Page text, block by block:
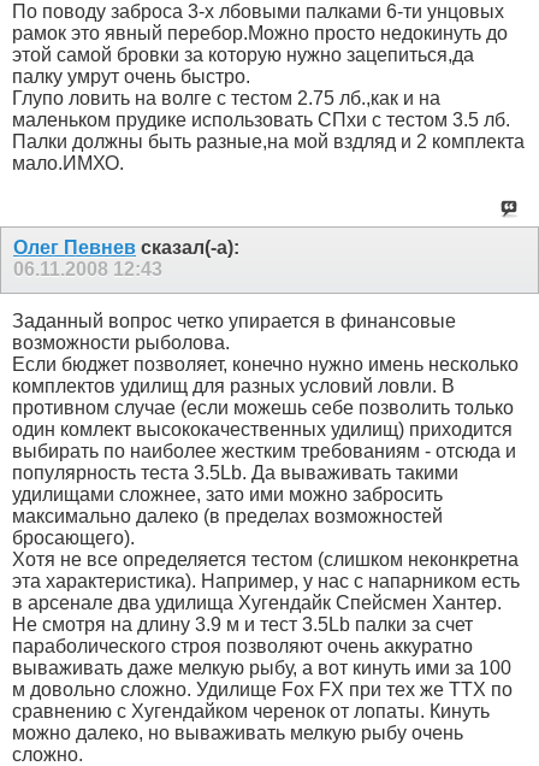
По поводу заброса 3-х лбовыми палками 6-ти унцовых
рамок это явный перебор.Можно просто недокинуть до
этой самой бровки за которую нужно зацепиться,да
палку умрут очень быстро.
Глупо ловить на волге с тестом 2.75 лб.,как и на
маленьком прудике использовать СПхи с тестом 3.5 лб.
Палки должны быть разные,на мой вздляд и 2 комплекта
мало.ИМХО.
Олег Певнев сказал(-а):
06.11.2008 12:43
Заданный вопрос четко упирается в финансовые
возможности рыболова.
Если бюджет позволяет, конечно нужно имень несколько
комплектов удилищ для разных условий ловли. В
противном случае (если можешь себе позволить только
один комлект высококачественных удилищ) приходится
выбирать по наиболее жестким требованиям - отсюда и
популярность теста 3.5Lb. Да вываживать такими
удилищами сложнее, зато ими можно забросить
максимально далеко (в пределах возможностей
бросающего).
Хотя не все определяется тестом (слишком неконкретна
эта характеристика). Например, у нас с напарником есть
в арсенале два удилища Хугендайк Спейсмен Хантер.
Не смотря на длину 3.9 м и тест 3.5Lb палки за счет
параболического строя позволяют очень аккуратно
вываживать даже мелкую рыбу, а вот кинуть ими за 100
м довольно сложно. Удилище Fox FX при тех же ТТХ по
сравнению с Хугендайком черенок от лопаты. Кинуть
можно далеко, но вываживать мелкую рыбу очень
сложно.